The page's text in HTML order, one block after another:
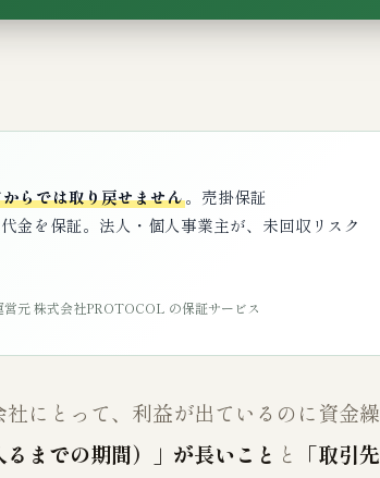
らでは取り戻せません。売掛保証
金を保証。法人・個人事業主が、未回収リスク
営元 株式会社PROTOCOL の保証サービス
にとって、利益が出ているのに資金繰
るまでの期間）」が長いこと と
「取引先